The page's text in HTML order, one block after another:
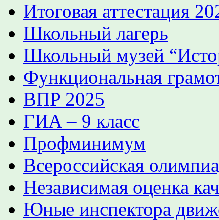
Итоговая аттестация
Школьный лагерь
Школьный музей
Функциональная
ВПР 2025
ГИА – 9 класс
Профминимум
Всероссийская
Независимая оценка
Юные инспектора